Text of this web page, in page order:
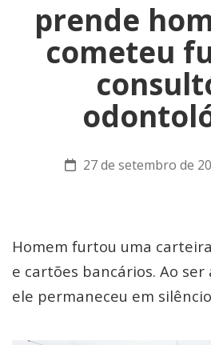
prende
cometeu
27 de setembro de
Homem furtou uma
e cartões bancários. Ao
ele permaneceu em silêncio